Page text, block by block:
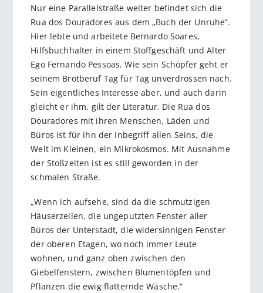
Nur eine Parallelstraße weiter befindet sich die
Rua dos Douradores aus dem „Buch der Unruhe“.
Hier lebte und arbeitete Bernardo Soares,
Hilfsbuchhalter in einem Stoffgeschäft und Alter
Ego Fernando Pessoas. Wie sein Schöpfer geht er
seinem Brotberuf Tag für Tag unverdrossen nach.
Sein eigentliches Interesse aber, und auch darin
gleicht er ihm, gilt der Literatur. Die Rua dos
Douradores mit ihren Menschen, Läden und
Büros ist für ihn der Inbegriff allen Seins, die
Welt im Kleinen, ein Mikrokosmos. Mit Ausnahme
der Stoßzeiten ist es still geworden in der
schmalen Straße.
„Wenn ich aufsehe, sind da die schmutzigen
Häuserzeilen, die ungeputzten Fenster aller
Büros der Unterstadt, die widersinnigen Fenster
der oberen Etagen, wo noch immer Leute
wohnen, und ganz oben zwischen den
Giebelfenstern, zwischen Blumentöpfen und
Pflanzen die ewig flatternde Wäsche.“